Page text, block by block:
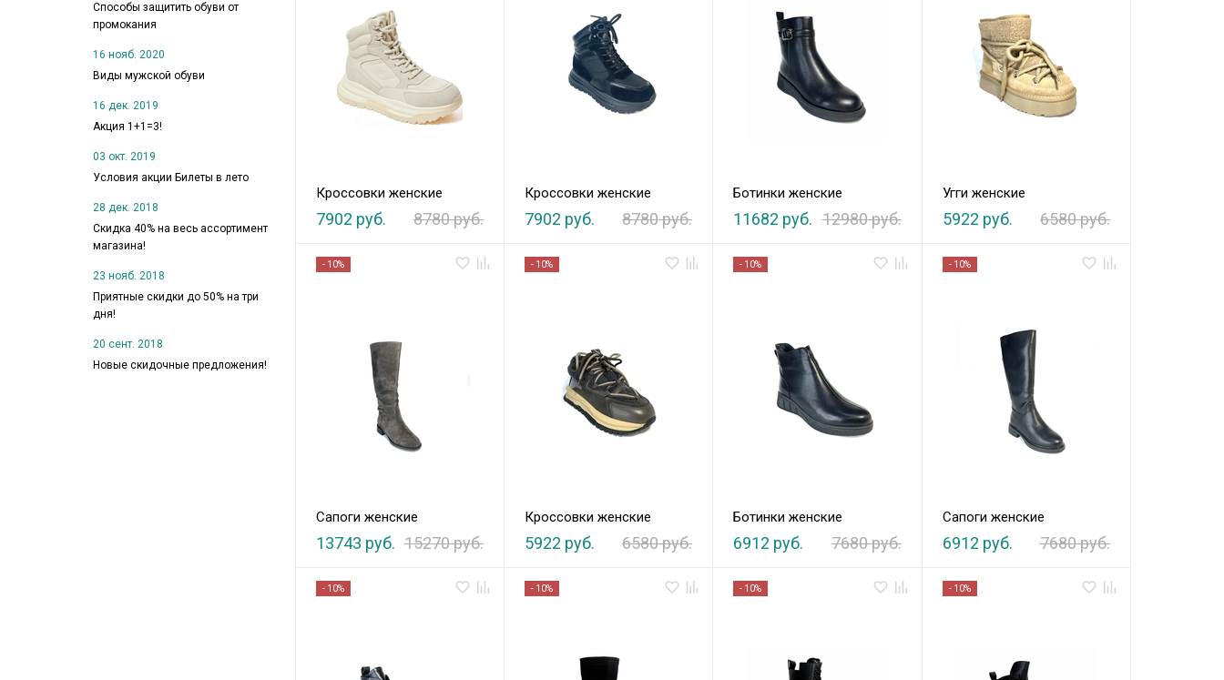
Кроссовки женские
7902 руб. 8780 руб.
Кроссовки женские
7902 руб. 8780 руб.
Ботинки женские
11682 руб. 12980 руб.
Угги женские
5922 руб. 6580 руб.
- 10%
Сапоги женские
13743 руб. 15270 руб.
- 10%
Кроссовки женские
5922 руб. 6580 руб.
- 10%
Ботинки женские
6912 руб. 7680 руб.
- 10%
Сапоги женские
6912 руб. 7680 руб.
- 10% - 10% - 10% - 10%
Способы защитить обуви от
промокания
16 нояб. 2020
Виды мужской обуви
16 дек. 2019
Акция 1+1=3!
03 окт. 2019
Условия акции Билеты в лето
28 дек. 2018
Скидка 40% на весь ассортимент
магазина!
23 нояб. 2018
Приятные скидки до 50% на три
дня!
20 сент. 2018
Новые скидочные предложения!